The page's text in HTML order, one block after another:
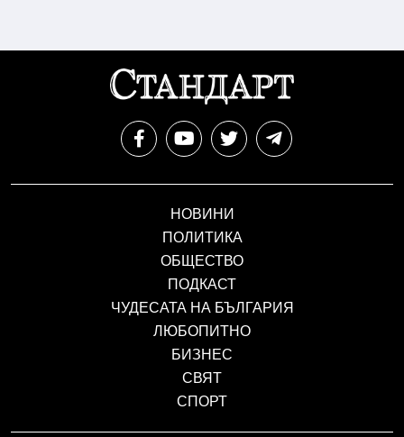
НОВИНИ
ПОЛИТИКА
ОБЩЕСТВО
ПОДКАСТ
ЧУДЕСАТА НА БЪЛГАРИЯ
ЛЮБОПИТНО
БИЗНЕС
СВЯТ
СПОРТ